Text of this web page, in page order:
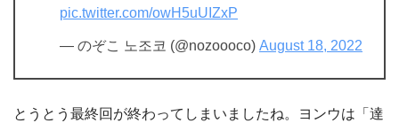
pic.twitter.com/owH5uUIZxP
— のぞこ 노조코 (@nozoooco) August 18, 2022
とうとう最終回が終わってしまいましたね。ヨンウは「達